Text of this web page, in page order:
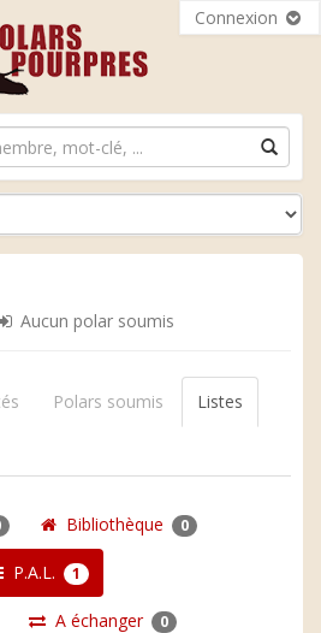
Connexion
Aucun polar soumis
Polars soumis Listes
Bibliothèque 0
P.A.L. 1
A échanger 0